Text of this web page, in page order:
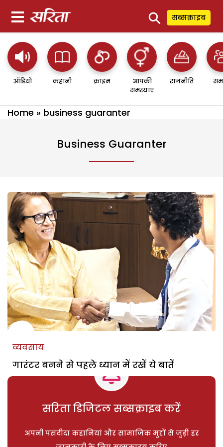
⚲ सब्सक्राइब
ऑडियो कहानी क्राइम
आपकी
समस्याएं
राजनीति
Home » business guaranter
Business Guaranter
व्यवसाय
गारंटर बनने से पहले ध्यान में रखें ये बातें
सरिता डिजिटल सब्सक्राइब करें
अपनी पसंदीदा कहानियां और सामाजिक मुद्दों से जुड़ी हर